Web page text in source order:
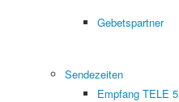
Gebetspartner
Sendezeiten
Empfang TELE 5